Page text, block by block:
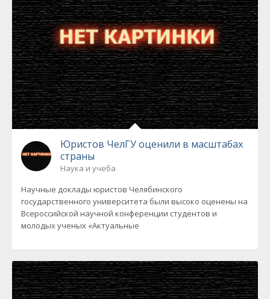
Юристов ЧелГУ оценили в масштабах
страны
Наука и учеба
Научные доклады юристов Челябинского
государственного университета были высоко оценены на
Всероссийской научной конференции студентов и
молодых ученых «Актуальные